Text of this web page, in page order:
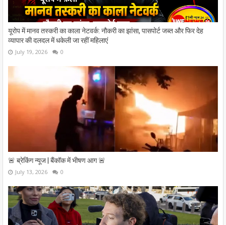
यूरोप में मानव तस्करी का काला नेटवर्क: नौकरी का झांसा, पासपोर्ट जब्त और फिर देह
व्यापार की दलदल में धकेली जा रहीं महिलाएं
July 19, 2026 0
🚨 ब्रेकिंग न्यूज | बैंकॉक में भीषण आग 🚨
July 13, 2026 0